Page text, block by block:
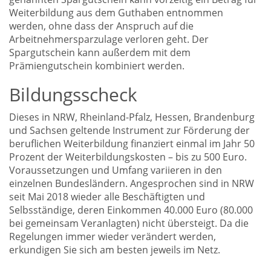
Weiterbildung aus dem Guthaben entnommen
werden, ohne dass der Anspruch auf die
Arbeitnehmersparzulage verloren geht. Der
Spargutschein kann außerdem mit dem
Prämiengutschein kombiniert werden.
Bildungsscheck
Dieses in NRW, Rheinland-Pfalz, Hessen, Brandenburg
und Sachsen geltende Instrument zur Förderung der
beruflichen Weiterbildung finanziert einmal im Jahr 50
Prozent der Weiterbildungskosten – bis zu 500 Euro.
Voraussetzungen und Umfang variieren in den
einzelnen Bundesländern. Angesprochen sind in NRW
seit Mai 2018 wieder alle Beschäftigten und
Selbsständige, deren Einkommen 40.000 Euro (80.000
bei gemeinsam Veranlagten) nicht übersteigt. Da die
Regelungen immer wieder verändert werden,
erkundigen Sie sich am besten jeweils im Netz.